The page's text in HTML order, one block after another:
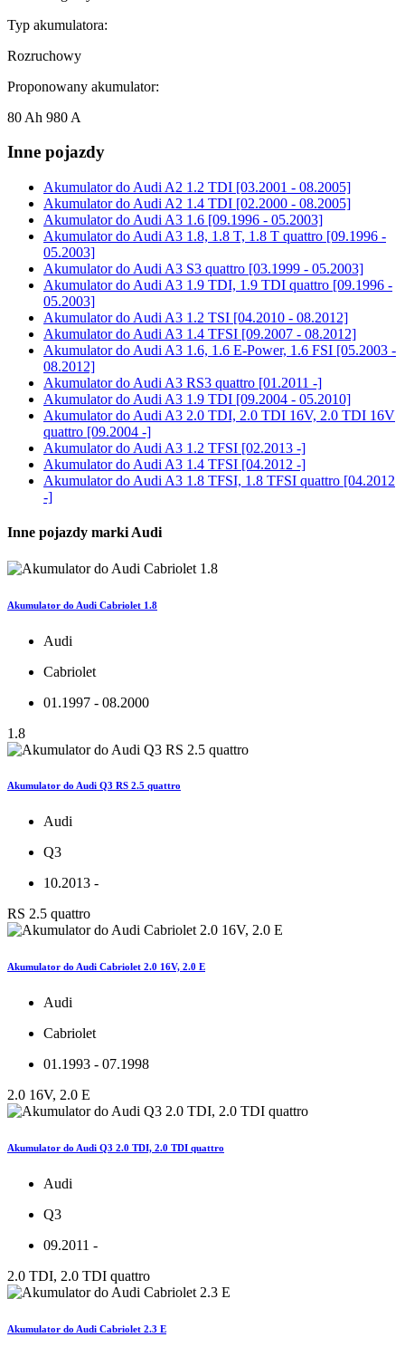
Typ akumulatora:
Rozruchowy
Proponowany akumulator:
80 Ah 980 A
Inne pojazdy
Akumulator do Audi A2 1.2 TDI [03.2001 - 08.2005]
Akumulator do Audi A2 1.4 TDI [02.2000 - 08.2005]
Akumulator do Audi A3 1.6 [09.1996 - 05.2003]
Akumulator do Audi A3 1.8, 1.8 T, 1.8 T quattro [09.1996 -
05.2003]
Akumulator do Audi A3 S3 quattro [03.1999 - 05.2003]
Akumulator do Audi A3 1.9 TDI, 1.9 TDI quattro [09.1996 -
05.2003]
Akumulator do Audi A3 1.2 TSI [04.2010 - 08.2012]
Akumulator do Audi A3 1.4 TFSI [09.2007 - 08.2012]
Akumulator do Audi A3 1.6, 1.6 E-Power, 1.6 FSI [05.2003 -
08.2012]
Akumulator do Audi A3 RS3 quattro [01.2011 -]
Akumulator do Audi A3 1.9 TDI [09.2004 - 05.2010]
Akumulator do Audi A3 2.0 TDI, 2.0 TDI 16V, 2.0 TDI 16V
quattro [09.2004 -]
Akumulator do Audi A3 1.2 TFSI [02.2013 -]
Akumulator do Audi A3 1.4 TFSI [04.2012 -]
Akumulator do Audi A3 1.8 TFSI, 1.8 TFSI quattro [04.2012
-]
Inne pojazdy marki Audi
Akumulator do Audi Cabriolet 1.8
Audi
Cabriolet
01.1997 - 08.2000
1.8
Akumulator do Audi Q3 RS 2.5 quattro
Audi
Q3
10.2013 -
RS 2.5 quattro
Akumulator do Audi Cabriolet 2.0 16V, 2.0 E
Audi
Cabriolet
01.1993 - 07.1998
2.0 16V, 2.0 E
Akumulator do Audi Q3 2.0 TDI, 2.0 TDI quattro
Audi
Q3
09.2011 -
2.0 TDI, 2.0 TDI quattro
Akumulator do Audi Cabriolet 2.3 E